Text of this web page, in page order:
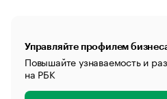
Управляйте профилем
Повышайте узнаваемость и
на РБК